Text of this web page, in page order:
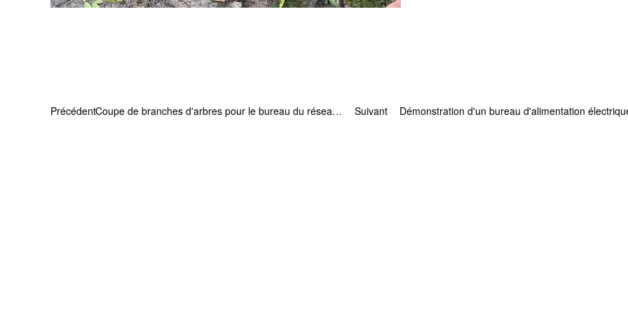
Précédent Coupe de branches d'arbres pour le bureau du réseau électrique d'État Suivant